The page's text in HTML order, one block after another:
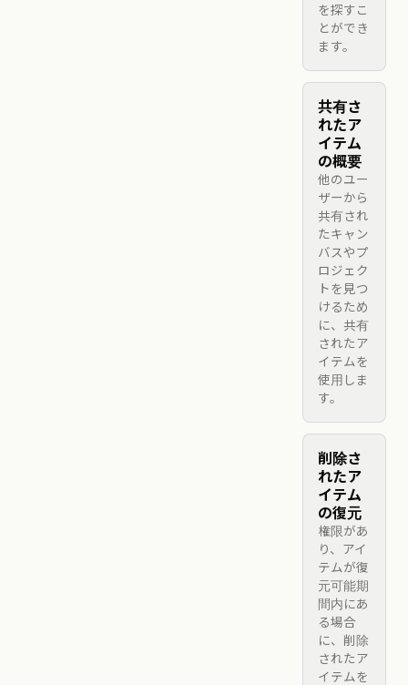
を探すこ
とができ
ます。
共有さ
れたア
イテム
の概要
他のユー
ザーから
共有され
たキャン
バスやプ
ロジェク
トを見つ
けるため
に、共有
されたア
イテムを
使用しま
す。
削除さ
れたア
イテム
の復元
権限があ
り、アイ
テムが復
元可能期
間内にあ
る場合
に、削除
されたア
イテムを